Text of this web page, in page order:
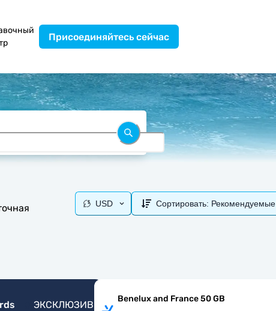
Присоединяйтесь сейчас
USD Сортировать: Рекомендуемые
ЭКСКЛЮЗИВ
Benelux and France 50 GB